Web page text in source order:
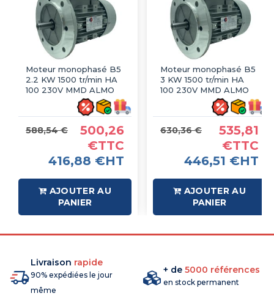
Moteur monophasé B5
2.2 KW 1500 tr/min HA
100 230V MMD ALMO
588,54 €
500,26
€TTC
416,88 €HT
AJOUTER AU
PANIER
Moteur monophasé B5
3 KW 1500 tr/min HA
100 230V MMD ALMO
630,36 €
535,81
€TTC
446,51 €HT
AJOUTER AU
PANIER
Livraison rapide
90% expédiées le jour
même
+ de 5000 références
en stock permanent